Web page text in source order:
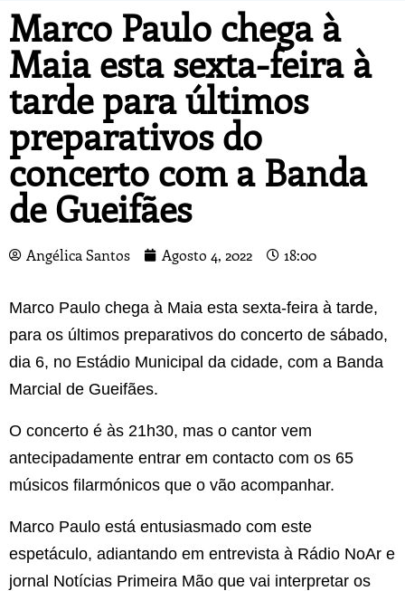
Marco Paulo chega à
Maia esta sexta-feira à
tarde para últimos
preparativos do
concerto com a Banda
de Gueifães
Angélica Santos Agosto 4, 2022 18:00
Marco Paulo chega à Maia esta sexta-feira à tarde,
para os últimos preparativos do concerto de sábado,
dia 6, no Estádio Municipal da cidade, com a Banda
Marcial de Gueifães.
O concerto é às 21h30, mas o cantor vem
antecipadamente entrar em contacto com os 65
músicos filarmónicos que o vão acompanhar.
Marco Paulo está entusiasmado com este
espetáculo, adiantando em entrevista à Rádio NoAr e
jornal Notícias Primeira Mão que vai interpretar os